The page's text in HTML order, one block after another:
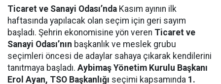
Ticaret ve Sanayi Odası’nda Kasım ayının ilk
haftasında yapılacak olan seçim için geri sayım
başladı. Şehrin ekonomisine yön veren Ticaret ve
Sanayi Odası’nın başkanlık ve meslek grubu
seçimleri öncesi de adaylar sahaya çıkarak kendilerini
tanıtmaya başladı. Aybimaş Yönetim Kurulu Başkanı
Erol Ayan, TSO Başkanlığı seçimi kapsamında 1.